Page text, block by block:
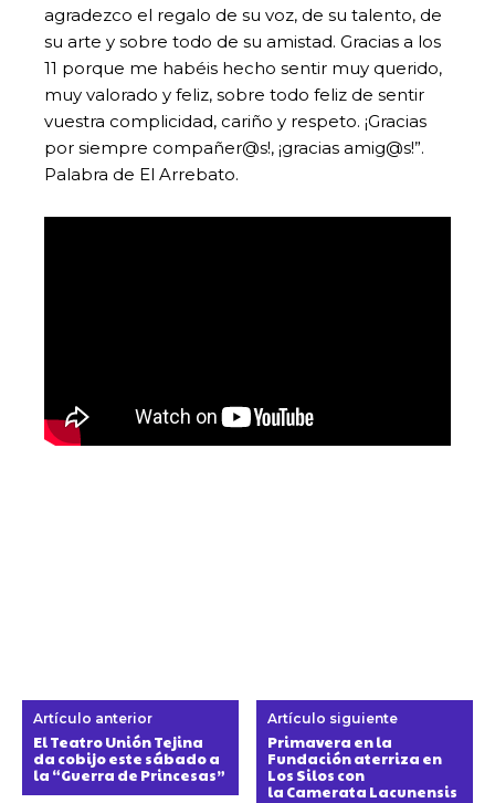
agradezco el regalo de su voz, de su talento, de
su arte y sobre todo de su amistad. Gracias a los
11 porque me habéis hecho sentir muy querido,
muy valorado y feliz, sobre todo feliz de sentir
vuestra complicidad, cariño y respeto. ¡Gracias
por siempre compañer@s!, ¡gracias amig@s!”.
Palabra de El Arrebato.
Artículo anterior
El Teatro Unión Tejina
da cobijo este sábado a
la “Guerra de Princesas”
Artículo siguiente
Primavera en la
Fundación aterriza en
Los Silos con
la Camerata Lacunensis